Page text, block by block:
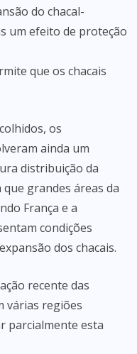
do chacal-
um efeito de proteção
que os chacais
os
ainda um
distribuição da
que grandes áreas da
França e a
condições
dos chacais.
recente das
várias regiões
parcialmente esta